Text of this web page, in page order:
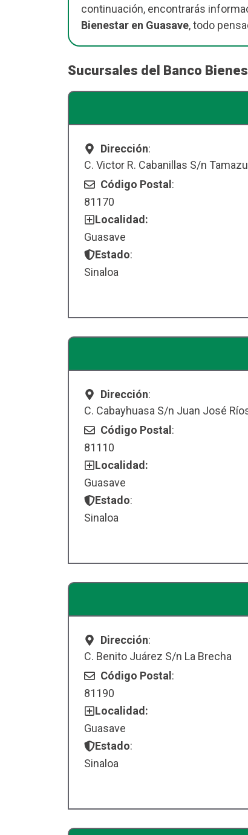
continuación, encontrarás
Bienestar en Guasave, todo
Sucursales del Banco
Dirección:
C. Victor R. Cabanillas S/n
Código Postal :
81170
Localidad:
Guasave
Estado:
Sinaloa
Dirección:
C. Cabayhuasa S/n Juan José
Código Postal :
81110
Localidad:
Guasave
Estado:
Sinaloa
Dirección:
C. Benito Juárez S/n La Brecha
Código Postal :
81190
Localidad:
Guasave
Estado:
Sinaloa